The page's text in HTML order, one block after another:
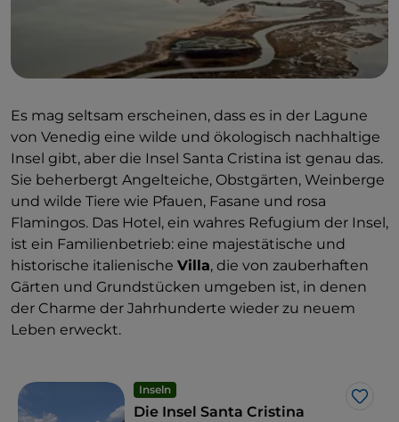
Es mag seltsam erscheinen, dass es in der Lagune
von Venedig eine wilde und ökologisch nachhaltige
Insel gibt, aber die Insel Santa Cristina ist genau das.
Sie beherbergt Angelteiche, Obstgärten, Weinberge
und wilde Tiere wie Pfauen, Fasane und rosa
Flamingos. Das Hotel, ein wahres Refugium der Insel,
ist ein Familienbetrieb: eine majestätische und
historische italienische Villa, die von zauberhaften
Gärten und Grundstücken umgeben ist, in denen
der Charme der Jahrhunderte wieder zu neuem
Leben erweckt.
Inseln
Like
Die Insel Santa Cristina